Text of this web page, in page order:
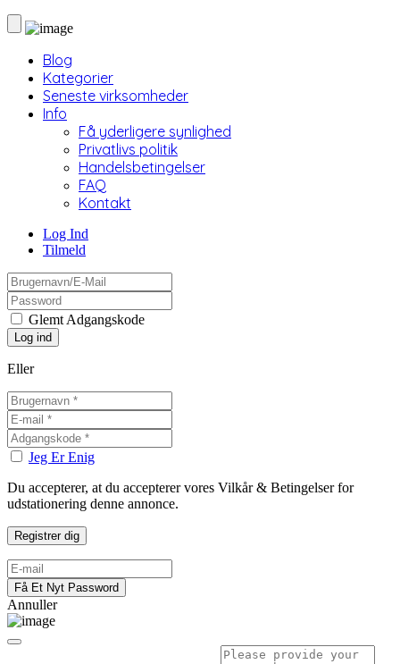
Blog
Kategorier
Seneste virksomheder
Info
Få yderligere synlighed
Privatlivs politik
Handelsbetingelser
FAQ
Kontakt
Log Ind
Tilmeld
Glemt Adgangskode
Eller
Jeg Er Enig
Du accepterer, at du accepterer vores Vilkår & Betingelser for
udstationering denne annonce.
Annuller